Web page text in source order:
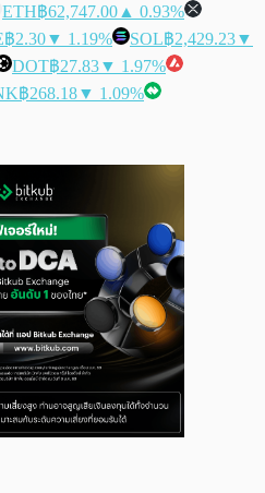
ETH฿62,747.00 ▲ 0.93%
฿2.30▼ 1.19% SOL฿2,429.23▼
DOT฿27.83▼ 1.97%
฿268.18▼ 1.09%